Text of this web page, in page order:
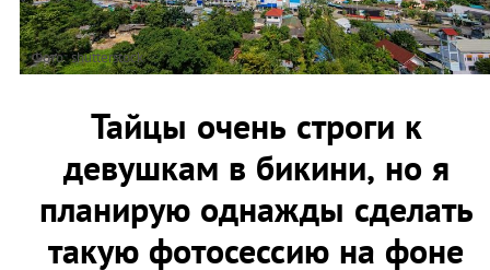
Фото: shutterstock
Тайцы очень строги к
девушкам в бикини, но я
планирую однажды сделать
такую фотосессию на фоне